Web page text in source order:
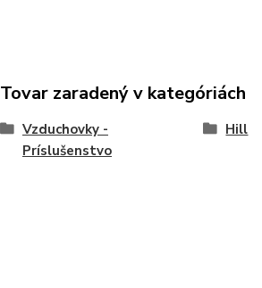
Tovar zaradený v kategóriách
Vzduchovky -
Príslušenstvo
Hill